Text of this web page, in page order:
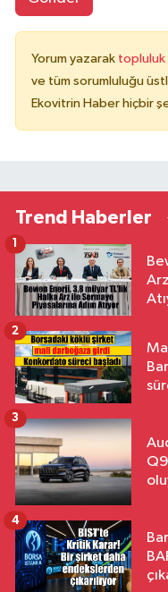
Yorum yazarak topluluk
ve tüm sorumluluğu
Ekovitrin Haber hiçbir
Trend Haberler
1
2
3
4